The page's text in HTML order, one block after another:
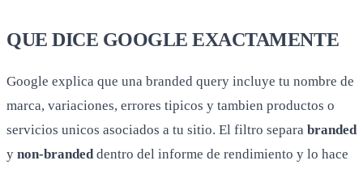
QUE DICE GOOGLE EXACTAMENTE
Google explica que una branded query incluye tu nombre de
marca, variaciones, errores tipicos y tambien productos o
servicios unicos asociados a tu sitio. El filtro separa branded
y non-branded dentro del informe de rendimiento y lo hace